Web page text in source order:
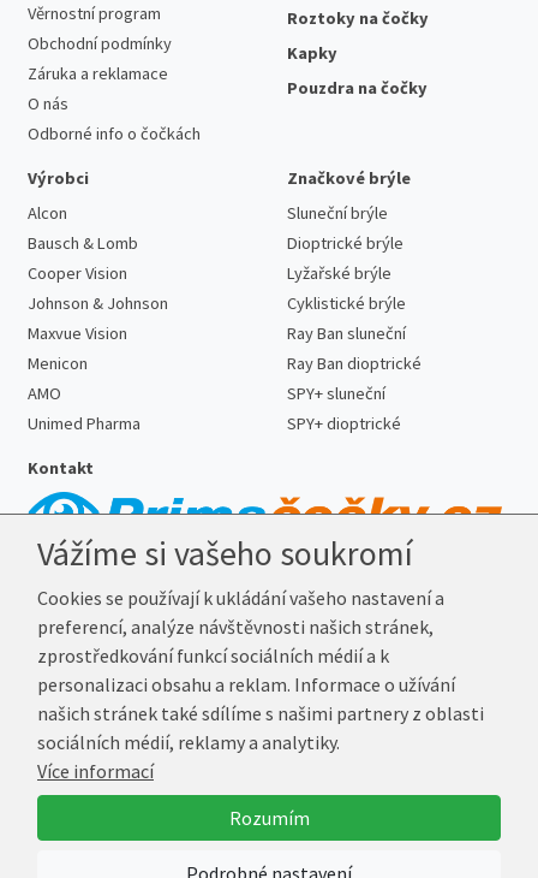
Věrnostní program
Obchodní podmínky
Záruka a reklamace
O nás
Odborné info o čočkách
Roztoky na čočky
Kapky
Pouzdra na čočky
Výrobci
Alcon
Bausch & Lomb
Cooper Vision
Johnson & Johnson
Maxvue Vision
Menicon
AMO
Unimed Pharma
Značkové brýle
Sluneční brýle
Dioptrické brýle
Lyžařské brýle
Cyklistické brýle
Ray Ban sluneční
Ray Ban dioptrické
SPY+ sluneční
SPY+ dioptrické
Kontakt
E-mail:info@prima-cocky.cz
Reklamační adresa
Andrea Votavová
Revoluční 1017
290 01 Poděbrady
© 2026 Prima-Čočky.cz
VytvořilMarek Kebza
Vážíme si vašeho soukromí
Cookies se používají k ukládání vašeho nastavení a
preferencí, analýze návštěvnosti našich stránek,
zprostředkování funkcí sociálních médií a k
personalizaci obsahu a reklam. Informace o užívání
našich stránek také sdílíme s našimi partnery z oblasti
sociálních médií, reklamy a analytiky.
Více informací
Rozumím
Podrobné nastavení